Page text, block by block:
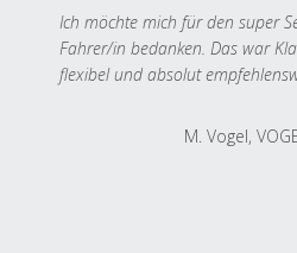
Ich möchte mich für den super
Fahrer/in bedanken. Das war
flexibel und absolut
M. Vogel,